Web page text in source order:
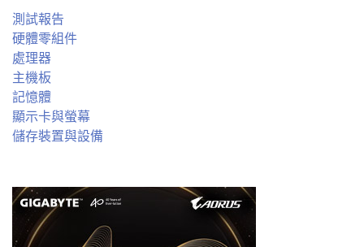
測試報告
硬體零組件
處理器
主機板
記憶體
顯示卡與螢幕
儲存裝置與設備